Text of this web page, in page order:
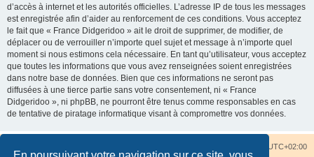
d’accès à internet et les autorités officielles. L’adresse IP de tous les messages
est enregistrée afin d’aider au renforcement de ces conditions. Vous acceptez
le fait que « France Didgeridoo » ait le droit de supprimer, de modifier, de
déplacer ou de verrouiller n’importe quel sujet et message à n’importe quel
moment si nous estimons cela nécessaire. En tant qu’utilisateur, vous acceptez
que toutes les informations que vous avez renseignées soient enregistrées
dans notre base de données. Bien que ces informations ne seront pas
diffusées à une tierce partie sans votre consentement, ni « France
Didgeridoo », ni phpBB, ne pourront être tenus comme responsables en cas
de tentative de piratage informatique visant à compromettre vos données.
UTC+02:00